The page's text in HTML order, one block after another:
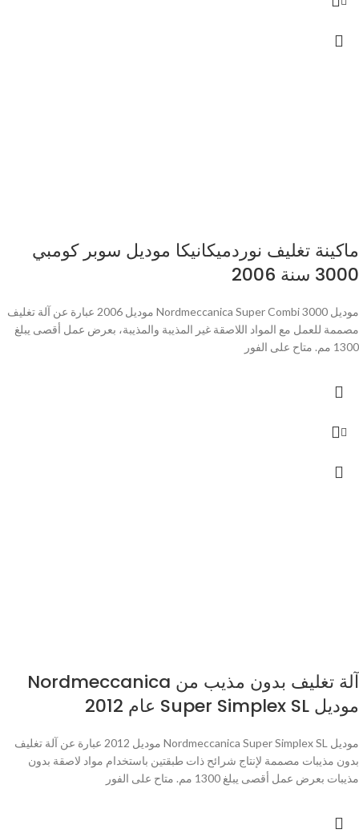
ماكينة تغليف نوردميكانيكا موديل سوبر كومبي
3000 سنة 2006
موديل Nordmeccanica Super Combi 3000 موديل 2006 عبارة عن آلة تغليف
مصممة للعمل مع المواد اللاصقة غير المذيبة والمذيبة، بعرض عمل أقصى يبلغ
1300 مم. متاح على الفور
آلة تغليف بدون مذيب من Nordmeccanica
موديل Super Simplex SL عام 2012
موديل Nordmeccanica Super Simplex SL موديل 2012 عبارة عن آلة تغليف
بدون مذيبات مصممة لإنتاج شرائح ذات طبقتين باستخدام مواد لاصقة بدون
مذيبات بعرض عمل أقصى يبلغ 1300 مم. متاح على الفور